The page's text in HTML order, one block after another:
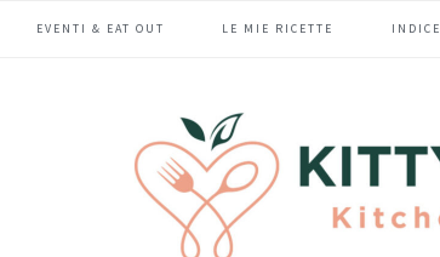
EVENTI & EAT OUT LE MIE RICETTE INDICE